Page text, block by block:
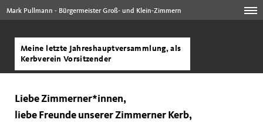
Mark Pullmann - Bürgermeister Groß- und Klein-Zimmern
Meine letzte Jahreshauptversammlung, als
Kerbverein Vorsitzender
Liebe Zimmerner*innen,
liebe Freunde unserer Zimmerner Kerb,